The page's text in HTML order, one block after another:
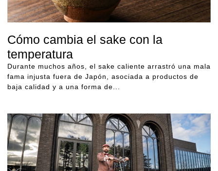
Cómo cambia el sake con la
temperatura
Durante muchos años, el sake caliente arrastró una mala
fama injusta fuera de Japón, asociada a productos de
baja calidad y a una forma de...